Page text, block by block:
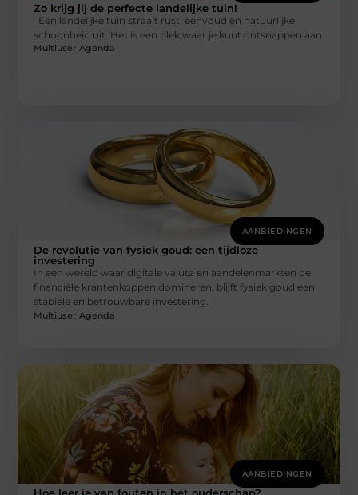
Zo krijg jij de perfecte landelijke tuin!
Een landelijke tuin straalt rust, eenvoud en natuurlijke
schoonheid uit. Het is een plek waar je kunt ontsnappen aan
Multiuser Agenda
AANBIEDINGEN
De revolutie van fysiek goud: een tijdloze
investering
In een wereld waar digitale valuta en aandelenmarkten de
financiële krantenkoppen domineren, blijft fysiek goud een
stabiele en betrouwbare investering.
Multiuser Agenda
AANBIEDINGEN
Hoe leer je van fouten in het ouderschap?